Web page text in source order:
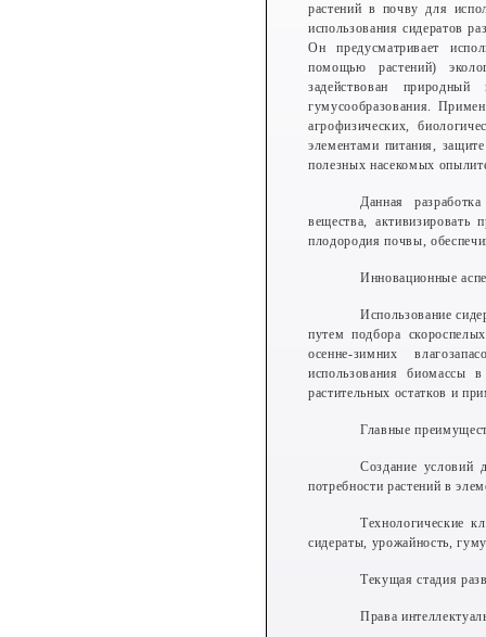
растений в почву для
использования сидератов
Он предусматривает
помощью растений)
задействован природный
гумусообразования.
агрофизических,
элементами питания,
полезных насекомых
Данная
вещества, активизировать
плодородия почвы,
Инновационные
Использование
путем подбора
осенне-зимних
использования биомассы
растительных остатков и
Главные
Создание условий
потребности растений в
Технологические
сидераты, урожайность,
Текущая стадия
Права